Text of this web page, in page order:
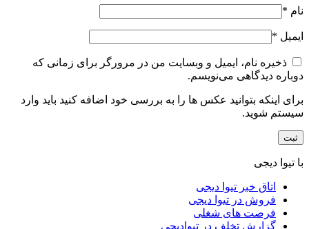
نام *
ایمیل *
ذخیره نام، ایمیل و وبسایت من در مرورگر برای زمانی که
دوباره دیدگاهی می‌نویسم.
برای اینکه بتوانید عکس ها را به بررسی خود اضافه کنید باید وارد
سیستم شوید.
با تیوا دیجی
اتاق خبر تیوا دیجی
فروش در تیوا دیجی
فرصت های شغلی
گزارش تخلف در تیوادیجی